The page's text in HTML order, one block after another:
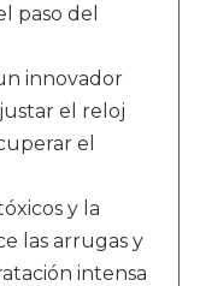
paso del
innovador
el reloj
el
y la
las arrugas y
intensa